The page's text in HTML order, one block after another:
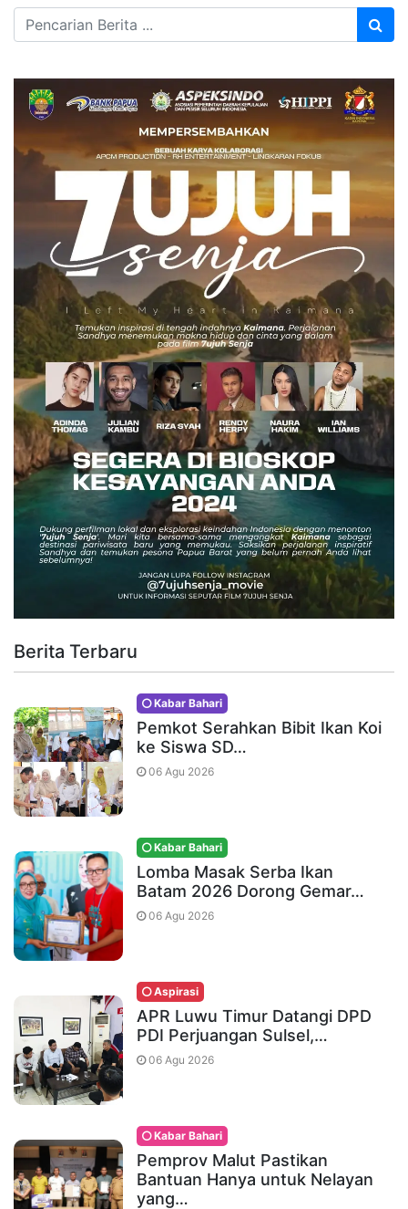
Berita Terbaru
Kabar Bahari
Pemkot Serahkan Bibit Ikan Koi
ke Siswa SD…
06 Agu 2026
Kabar Bahari
Lomba Masak Serba Ikan
Batam 2026 Dorong Gemar…
06 Agu 2026
Aspirasi
APR Luwu Timur Datangi DPD
PDI Perjuangan Sulsel,…
06 Agu 2026
Kabar Bahari
Pemprov Malut Pastikan
Bantuan Hanya untuk Nelayan
yang…